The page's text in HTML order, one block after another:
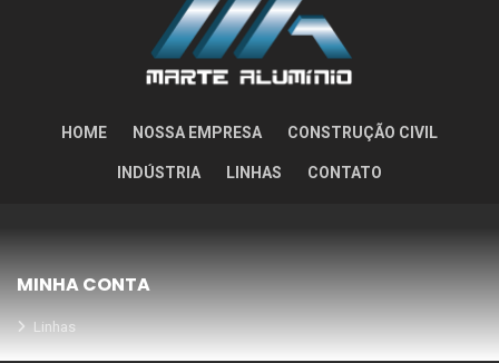
HOME NOSSA EMPRESA CONSTRUÇÃO CIVIL
INDÚSTRIA LINHAS CONTATO
MINHA CONTA
Linhas